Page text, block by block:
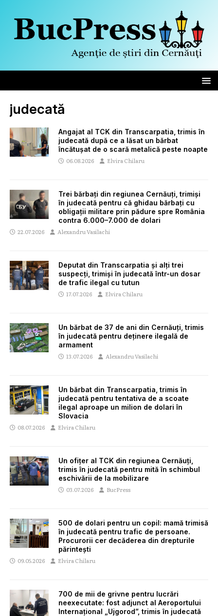
judecată
Angajat al TCK din Transcarpatia, trimis în
judecată după ce a lăsat un bărbat
încătușat de o scară metalică peste noapte
06.08.2026 Elvira Chilaru
Trei bărbați din regiunea Cernăuți, trimiși
în judecată pentru că ghidau bărbați cu
obligații militare prin pădure spre România
contra 6.000–7.000 de dolari
22.07.2026 Alexandru Vasilachi
Deputat din Transcarpatia și alți trei
suspecți, trimiși în judecată într-un dosar
de trafic ilegal cu tutun
17.07.2026 Elvira Chilaru
Un bărbat de 37 de ani din Cernăuți, trimis
în judecată pentru deținere ilegală de
armament
13.07.2026 Alexandru Vasilachi
Un bărbat din Transcarpatia, trimis în
judecată pentru tentativa de a scoate
ilegal aproape un milion de dolari în
Slovacia
08.07.2026 Elvira Chilaru
Un ofițer al TCK din regiunea Cernăuți,
trimis în judecată pentru mită în schimbul
eschivării de la mobilizare
03.07.2026 BucPress
500 de dolari pentru un copil: mamă trimisă
în judecată pentru trafic de persoane.
Procurorii cer decăderea din drepturile
părintești
09.05.2026 Elvira Chilaru
700 de mii de grivne pentru lucrări
neexecutate: fost adjunct al Aeroportului
Internațional „Ujgorod”, trimis în judecată